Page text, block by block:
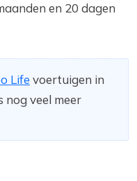
en 20 dagen
Life voertuigen in
nog veel meer